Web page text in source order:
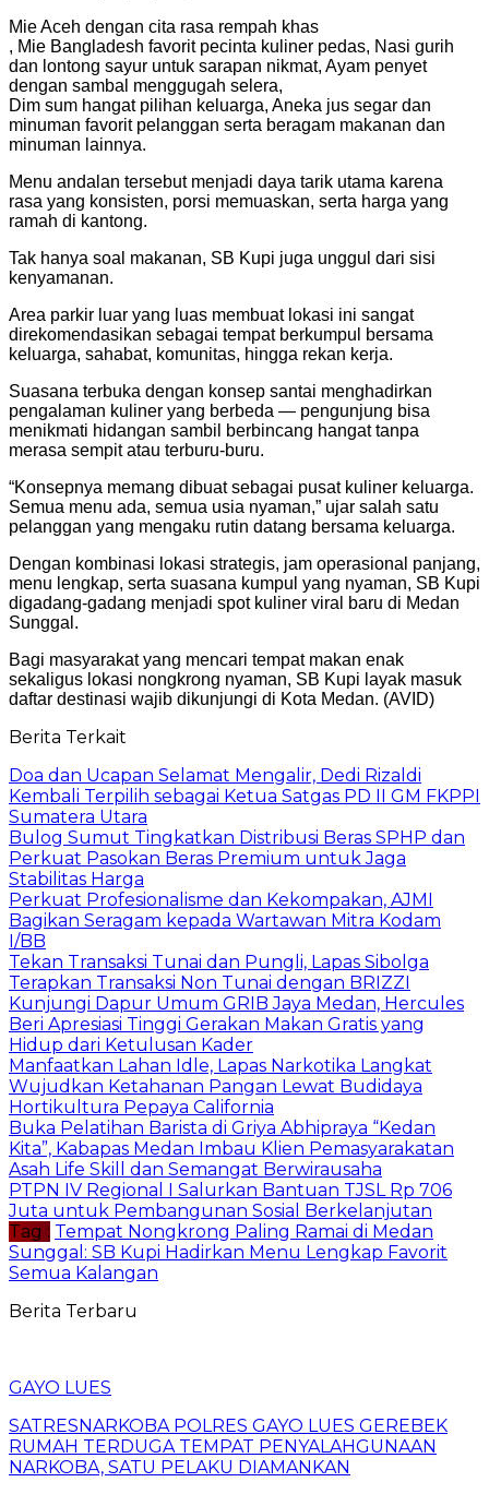
Mie Aceh dengan cita rasa rempah khas
, Mie Bangladesh favorit pecinta kuliner pedas, Nasi gurih
dan lontong sayur untuk sarapan nikmat, Ayam penyet
dengan sambal menggugah selera,
Dim sum hangat pilihan keluarga, Aneka jus segar dan
minuman favorit pelanggan serta beragam makanan dan
minuman lainnya.
Menu andalan tersebut menjadi daya tarik utama karena
rasa yang konsisten, porsi memuaskan, serta harga yang
ramah di kantong.
Tak hanya soal makanan, SB Kupi juga unggul dari sisi
kenyamanan.
Area parkir luar yang luas membuat lokasi ini sangat
direkomendasikan sebagai tempat berkumpul bersama
keluarga, sahabat, komunitas, hingga rekan kerja.
Suasana terbuka dengan konsep santai menghadirkan
pengalaman kuliner yang berbeda — pengunjung bisa
menikmati hidangan sambil berbincang hangat tanpa
merasa sempit atau terburu-buru.
“Konsepnya memang dibuat sebagai pusat kuliner keluarga.
Semua menu ada, semua usia nyaman,” ujar salah satu
pelanggan yang mengaku rutin datang bersama keluarga.
Dengan kombinasi lokasi strategis, jam operasional panjang,
menu lengkap, serta suasana kumpul yang nyaman, SB Kupi
digadang-gadang menjadi spot kuliner viral baru di Medan
Sunggal.
Bagi masyarakat yang mencari tempat makan enak
sekaligus lokasi nongkrong nyaman, SB Kupi layak masuk
daftar destinasi wajib dikunjungi di Kota Medan. (AVID)
Berita Terkait
Doa dan Ucapan Selamat Mengalir, Dedi Rizaldi
Kembali Terpilih sebagai Ketua Satgas PD II GM FKPPI
Sumatera Utara
Bulog Sumut Tingkatkan Distribusi Beras SPHP dan
Perkuat Pasokan Beras Premium untuk Jaga
Stabilitas Harga
Perkuat Profesionalisme dan Kekompakan, AJMI
Bagikan Seragam kepada Wartawan Mitra Kodam
I/BB
Tekan Transaksi Tunai dan Pungli, Lapas Sibolga
Terapkan Transaksi Non Tunai dengan BRIZZI
Kunjungi Dapur Umum GRIB Jaya Medan, Hercules
Beri Apresiasi Tinggi Gerakan Makan Gratis yang
Hidup dari Ketulusan Kader
Manfaatkan Lahan Idle, Lapas Narkotika Langkat
Wujudkan Ketahanan Pangan Lewat Budidaya
Hortikultura Pepaya California
Buka Pelatihan Barista di Griya Abhipraya “Kedan
Kita”, Kabapas Medan Imbau Klien Pemasyarakatan
Asah Life Skill dan Semangat Berwirausaha
PTPN IV Regional I Salurkan Bantuan TJSL Rp 706
Juta untuk Pembangunan Sosial Berkelanjutan
Tag : Tempat Nongkrong Paling Ramai di Medan
Sunggal: SB Kupi Hadirkan Menu Lengkap Favorit
Semua Kalangan
Berita Terbaru
GAYO LUES
SATRESNARKOBA POLRES GAYO LUES GEREBEK
RUMAH TERDUGA TEMPAT PENYALAHGUNAAN
NARKOBA, SATU PELAKU DIAMANKAN